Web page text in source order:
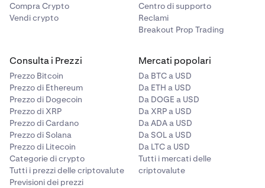
4 Clicca sul pulsante Gestisci.
Clicca sul pulsante X rosso accanto al conto
6 Clicca sul pulsante Elimina conto bancario
finestra di conferma.
3 Seleziona il applicabile dal menu a discesa.
Gestisci.
bancario che desideri rimuovere.
6 Fai clic sul pulsante Elimina conto bancario
finestra di conferma.
Compra Crypto
Vendi crypto
Centro di supporto
Reclami
Breakout Prop Trading
Consulta i Prezzi
Prezzo Bitcoin
Prezzo di Ethereum
Prezzo di Dogecoin
Prezzo di XRP
Prezzo di Cardano
Prezzo di Solana
Prezzo di Litecoin
Categorie di crypto
Tutti i prezzi delle criptovalute
Previsioni dei prezzi
Mercati popolari
Da BTC a USD
Da ETH a USD
Da DOGE a USD
Da XRP a USD
Da ADA a USD
Da SOL a USD
Da LTC a USD
Tutti i mercati delle
criptovalute